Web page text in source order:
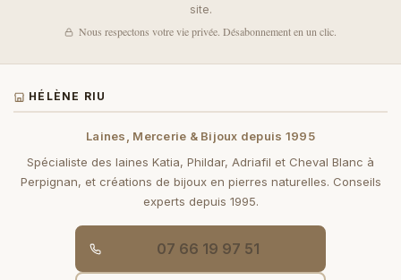
site.
Nous respectons votre vie privée. Désabonnement en un clic.
HÉLÈNE RIU
Laines, Mercerie & Bijoux depuis 1995
Spécialiste des laines Katia, Phildar, Adriafil et Cheval Blanc à
Perpignan, et créations de bijoux en pierres naturelles. Conseils
experts depuis 1995.
07 66 19 97 51